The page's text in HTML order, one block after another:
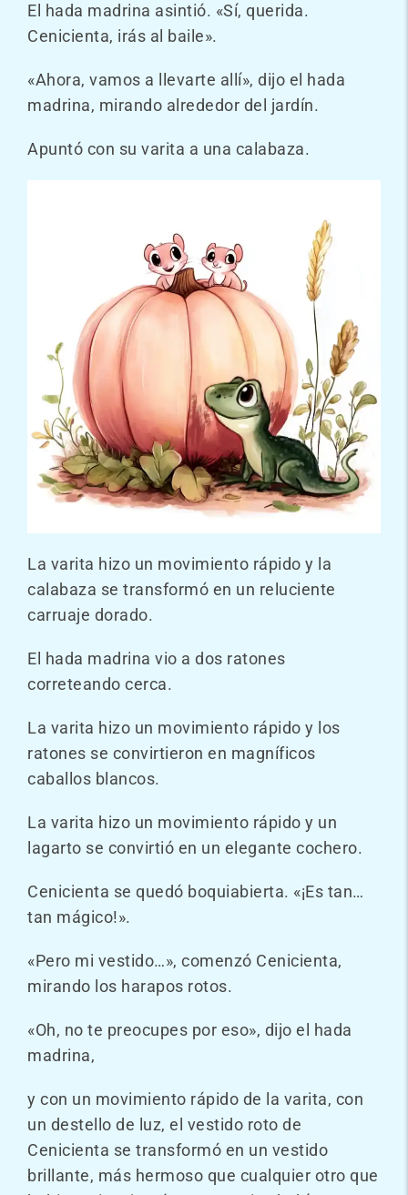
El hada madrina asintió. «Sí, querida.
Cenicienta, irás al baile».
«Ahora, vamos a llevarte allí», dijo el hada
madrina, mirando alrededor del jardín.
Apuntó con su varita a una calabaza.
La varita hizo un movimiento rápido y la
calabaza se transformó en un reluciente
carruaje dorado.
El hada madrina vio a dos ratones
correteando cerca.
La varita hizo un movimiento rápido y los
ratones se convirtieron en magníficos
caballos blancos.
La varita hizo un movimiento rápido y un
lagarto se convirtió en un elegante cochero.
Cenicienta se quedó boquiabierta. «¡Es tan…
tan mágico!».
«Pero mi vestido…», comenzó Cenicienta,
mirando los harapos rotos.
«Oh, no te preocupes por eso», dijo el hada
madrina,
y con un movimiento rápido de la varita, con
un destello de luz, el vestido roto de
Cenicienta se transformó en un vestido
brillante, más hermoso que cualquier otro que